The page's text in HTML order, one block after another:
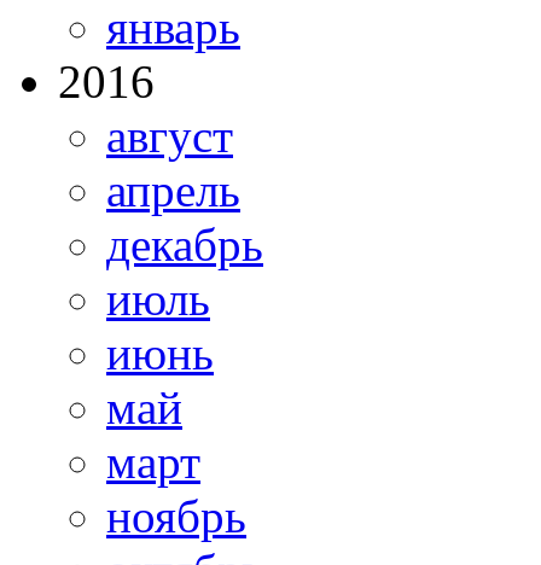
январь
2016
август
апрель
декабрь
июль
июнь
май
март
ноябрь